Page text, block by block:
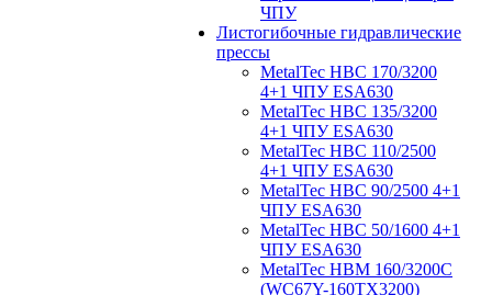
ЧПУ
Листогибочные гидравлические
прессы
MetalTec HBС 170/3200
4+1 ЧПУ ESA630
MetalTec HBС 135/3200
4+1 ЧПУ ESA630
MetalTec HBС 110/2500
4+1 ЧПУ ESA630
MetalTec HBС 90/2500 4+1
ЧПУ ESA630
MetalTec HBС 50/1600 4+1
ЧПУ ESA630
MetalTec HBM 160/3200C
(WC67Y-160TX3200)